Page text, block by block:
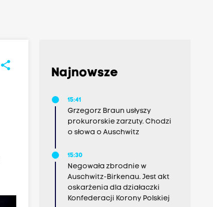
share
Najnowsze
15:41
Grzegorz Braun usłyszy
prokurorskie zarzuty. Chodzi
o słowa o Auschwitz
15:30
Negowała zbrodnie w
Auschwitz-Birkenau. Jest akt
oskarżenia dla działaczki
Konfederacji Korony Polskiej